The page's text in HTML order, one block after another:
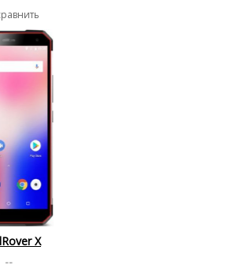
X
--